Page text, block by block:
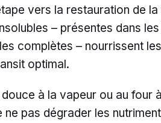
vers la restauration de
– présentes dans
complètes – nourrissent
optimal.
à la vapeur ou au four
pas dégrader les